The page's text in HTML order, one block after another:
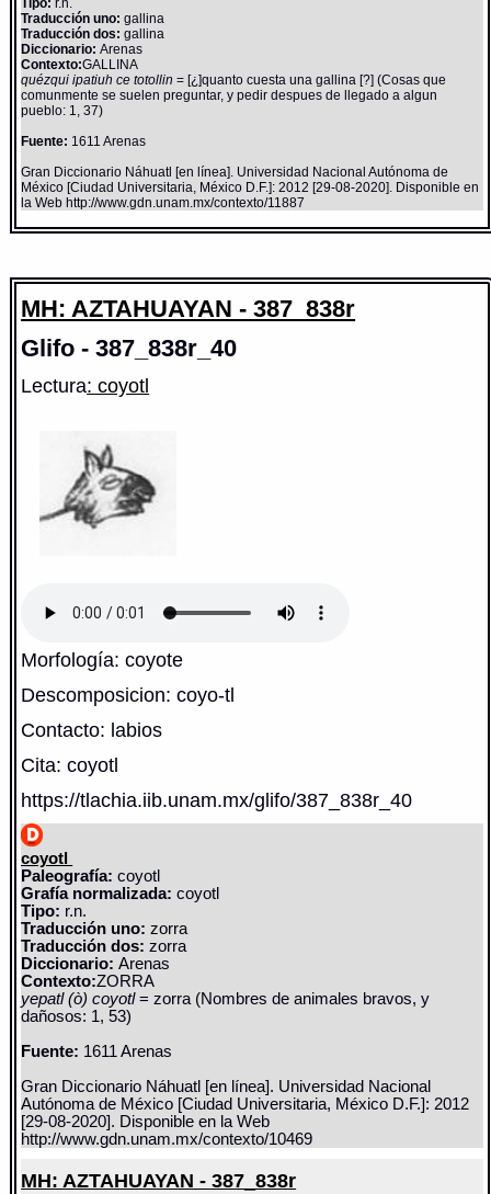
Tipo: r.n.
Traducción uno: gallina
Traducción dos: gallina
Diccionario:Arenas
Contexto:GALLINA
quézqui ipatiuh ce totollin= [¿]quanto cuesta una gallina [?] (Cosas que
comunmente se suelen preguntar, y pedir despues de llegado a algun
pueblo: 1, 37)
Fuente: 1611 Arenas
Gran Diccionario Náhuatl [en línea]. Universidad Nacional Autónoma de
México [Ciudad Universitaria, México D.F.]: 2012 [29-08-2020]. Disponible en
la Web http://www.gdn.unam.mx/contexto/11887
MH: AZTAHUAYAN - 387_838r
Glifo - 387_838r_40
Lectura: coyotl
Morfología: coyote
Descomposicion: coyo-tl
Contacto: labios
Cita: coyotl
https://tlachia.iib.unam.mx/glifo/387_838r_40
coyotl
Paleografía: coyotl
Grafía normalizada: coyotl
Tipo: r.n.
Traducción uno: zorra
Traducción dos: zorra
Diccionario:Arenas
Contexto:ZORRA
yepatl (ò) coyotl= zorra (Nombres de animales bravos, y
dañosos: 1, 53)
Fuente: 1611 Arenas
Gran Diccionario Náhuatl [en línea]. Universidad Nacional
Autónoma de México [Ciudad Universitaria, México D.F.]: 2012
[29-08-2020]. Disponible en la Web
http://www.gdn.unam.mx/contexto/10469
MH: AZTAHUAYAN - 387_838r